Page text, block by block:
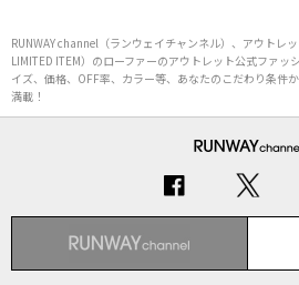
RUNWAY channel（ランウェイチャンネル）、アウトレ
LIMITED ITEM）のローファーのアウトレット公式ファッ
イズ、価格、OFF率、カラー等、あなたのこだわり条件
満載！